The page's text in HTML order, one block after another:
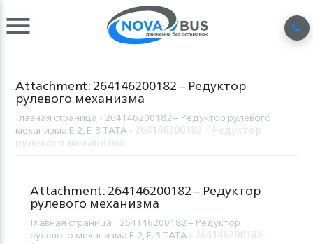
Attachment: 264146200182 – Редуктор
рулевого механизма
Главная страница 264146200182 – Редуктор рулевого
механизма E-2, E-3 TATA
Attachment: 264146200182 – Редуктор
рулевого механизма
Главная страница 264146200182 – Редуктор
рулевого механизма E-2, E-3 TATA»